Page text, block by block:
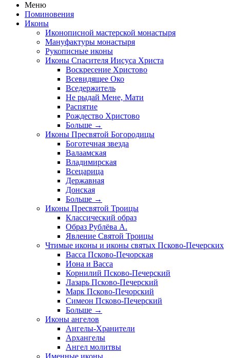
Меню
Поминовения
Иконы
Иконописной мастерской монастыря
Мануфактуры монастыря
Рукописные иконы
Иконы Спасителя Иисуса Христа
Воскресение Христово
Всевидящее Око
Вседержитель
Не рыдай Мене, Мати
Распятие
Рождество Христово
Больше →
Иконы Пресвятой Богородицы
Боготечная звезда
Валаамская
Владимирская
Всецарица
Державная
Донская
Больше →
Иконы Пресвятой Троицы
Классический образ
Образ Рублёва А.
Явление Святой Троицы
Чтимые иконы и иконы святых Псково-Печерских
Васса Псково-Печорская
Иона и Васса
Корнилий Псково-Печерский
Лазарь Псково-Печерский
Марк Псково-Печорский
Симеон Псково-Печерский
Больше →
Иконы ангелов
Ангелы-Хранители
Архангелы
Ангел молитвы
Именные иконы